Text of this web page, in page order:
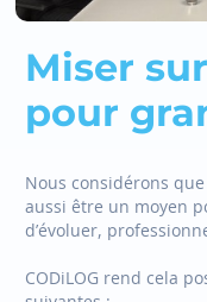
Miser
pour
Nous considérons
aussi être un moyen
d’évoluer,
CODiLOG rend cela